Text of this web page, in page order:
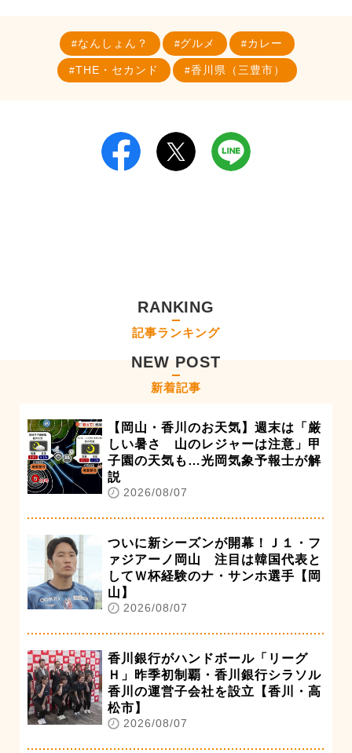
なんしょん？ グルメ カレー
THE・セカンド 香川県（三豊市）
RANKING
記事ランキング
NEW POST
新着記事
【岡山・香川のお天気】週末は「厳
しい暑さ 山のレジャーは注意」甲
子園の天気も…光岡気象予報士が解
説
2026/08/07
ついに新シーズンが開幕！Ｊ１・フ
ァジアーノ岡山 注目は韓国代表と
してＷ杯経験のナ・サンホ選手【岡
山】
2026/08/07
香川銀行がハンドボール「リーグ
Ｈ」昨季初制覇・香川銀行シラソル
香川の運営子会社を設立【香川・高
松市】
2026/08/07